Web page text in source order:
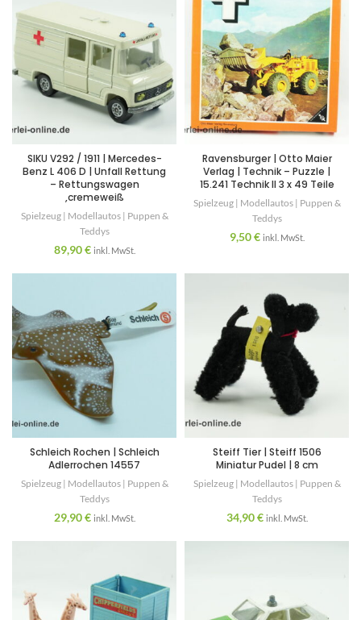
SIKU V292 / 1911 | Mercedes-
Benz L 406 D | Unfall Rettung
– Rettungswagen
,cremeweiß
Spielzeug | Modellautos | Puppen &
Teddys
89,90€ inkl. MwSt.
Ravensburger | Otto Maier
Verlag | Technik – Puzzle |
15.241 Technik II 3 x 49 Teile
Spielzeug | Modellautos | Puppen &
Teddys
9,50€ inkl. MwSt.
Schleich Rochen | Schleich
Adlerrochen 14557
Spielzeug | Modellautos | Puppen &
Teddys
29,90€ inkl. MwSt.
Steiff Tier | Steiff 1506
Miniatur Pudel | 8 cm
Spielzeug | Modellautos | Puppen &
Teddys
34,90€ inkl. MwSt.